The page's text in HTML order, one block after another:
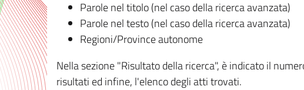
Parole nel titolo (nel caso della ricerca avanzata)
Parole nel testo (nel caso della ricerca avanzata)
Regioni/Province autonome
Nella sezione "Risultato della ricerca", è indicato il
risultati ed infine, l'elenco degli atti trovati.